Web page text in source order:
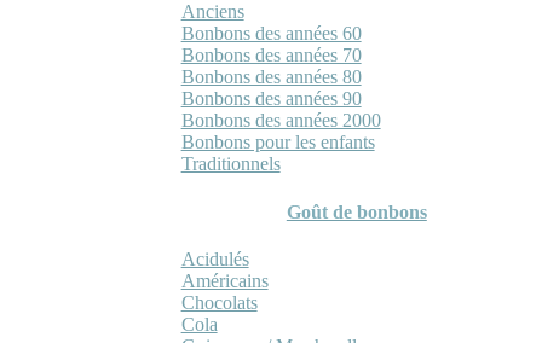
Anciens
Bonbons des années 60
Bonbons des années 70
Bonbons des années 80
Bonbons des années 90
Bonbons des années 2000
Bonbons pour les enfants
Traditionnels
Goût de bonbons
Acidulés
Américains
Chocolats
Cola